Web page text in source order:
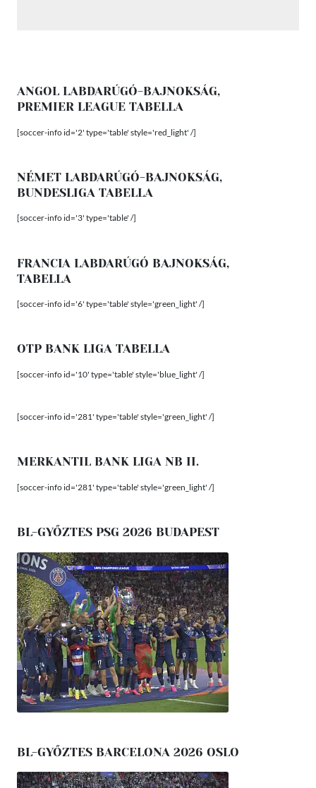
ANGOL LABDARÚGÓ-BAJNOKSÁG,
PREMIER LEAGUE TABELLA
[soccer-info id='2' type='table' style='red_light' /]
NÉMET LABDARÚGÓ-BAJNOKSÁG,
BUNDESLIGA TABELLA
[soccer-info id='3' type='table' /]
FRANCIA LABDARÚGÓ BAJNOKSÁG,
TABELLA
[soccer-info id='6' type='table' style='green_light' /]
OTP BANK LIGA TABELLA
[soccer-info id='10' type='table' style='blue_light' /]
[soccer-info id='281' type='table' style='green_light' /]
MERKANTIL BANK LIGA NB II.
[soccer-info id='281' type='table' style='green_light' /]
BL-GYŐZTES PSG 2026 BUDAPEST
BL-GYŐZTES BARCELONA 2026 OSLO